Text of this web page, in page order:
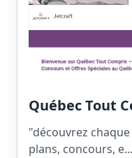
Québec Tout
"découvrez
plans, concours, e...